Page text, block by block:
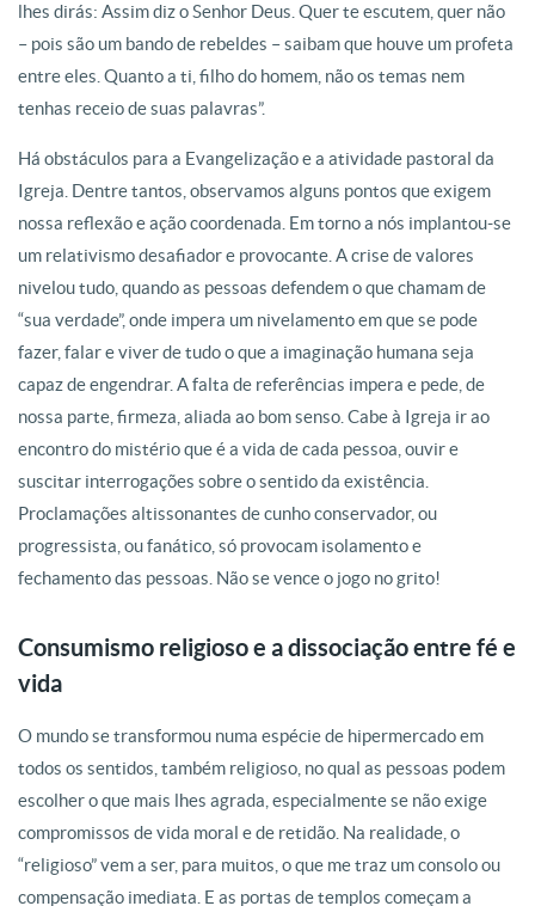
lhes dirás: Assim diz o Senhor Deus. Quer te escutem, quer não
– pois são um bando de rebeldes – saibam que houve um profeta
entre eles. Quanto a ti, filho do homem, não os temas nem
tenhas receio de suas palavras”.
Há obstáculos para a Evangelização e a atividade pastoral da
Igreja. Dentre tantos, observamos alguns pontos que exigem
nossa reflexão e ação coordenada. Em torno a nós implantou-se
um relativismo desafiador e provocante. A crise de valores
nivelou tudo, quando as pessoas defendem o que chamam de
“sua verdade”, onde impera um nivelamento em que se pode
fazer, falar e viver de tudo o que a imaginação humana seja
capaz de engendrar. A falta de referências impera e pede, de
nossa parte, firmeza, aliada ao bom senso. Cabe à Igreja ir ao
encontro do mistério que é a vida de cada pessoa, ouvir e
suscitar interrogações sobre o sentido da existência.
Proclamações altissonantes de cunho conservador, ou
progressista, ou fanático, só provocam isolamento e
fechamento das pessoas. Não se vence o jogo no grito!
Consumismo religioso e a dissociação entre fé e
vida
O mundo se transformou numa espécie de hipermercado em
todos os sentidos, também religioso, no qual as pessoas podem
escolher o que mais lhes agrada, especialmente se não exige
compromissos de vida moral e de retidão. Na realidade, o
“religioso” vem a ser, para muitos, o que me traz um consolo ou
compensação imediata. E as portas de templos começam a